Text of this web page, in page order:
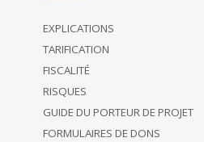
EXPLICATIONS
TARIFICATION
FISCALITÉ
RISQUES
GUIDE DU PORTEUR DE PROJET
FORMULAIRES DE DONS